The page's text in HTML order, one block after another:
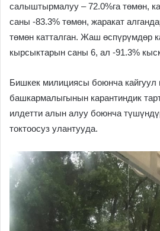
салыштырмалуу – 72.0%га төмөн,
саны -83.3% төмөн, жаракат
төмөн катталган. Жаш өспүрүмдөр
кырсыктарын саны 6, ал -91.3%
Бишкек милициясы боюнча кайгуул
башкармалыгынын карантиндик
илдетти алын алуу боюнча
токтоосуз улантууда.